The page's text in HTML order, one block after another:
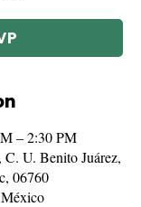
– 2:30 PM
U. Benito Juárez,
06760